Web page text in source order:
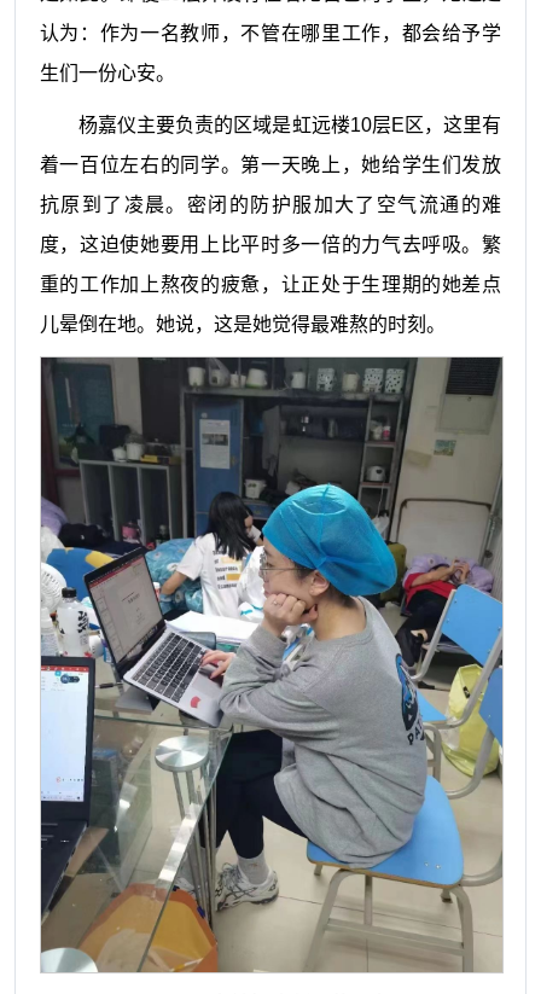
认为：作为一名教师，不管在哪里工作，都会给予学
生们一份心安。
杨嘉仪主要负责的区域是虹远楼10层E 区，这里有
着一百位左右的同学。第一天晚上，她给学生们发放
抗原到了凌晨。密闭的防护服加大了空气流通的难
度，这迫使她要用上比平时多一倍的力气去呼吸。繁
重的工作加上熬夜的疲惫，让正处于生理期的她差点
儿晕倒在地。她说，这是她觉得最难熬的时刻。